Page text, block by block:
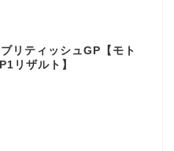
リティッシュGP【モト
リザルト】